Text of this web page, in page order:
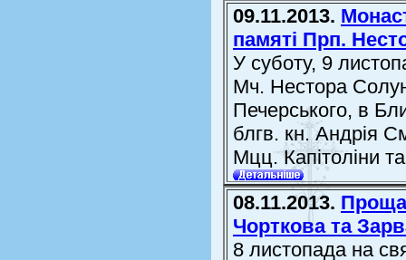
09.11.2013.
памяті Прп.
У суботу, 9
Мч. Нестора
Печерського, в
блгв. кн. Андрiя
Мцц. Капiтолiни
08.11.2013. Проща
Чорткова та
8 листопада на